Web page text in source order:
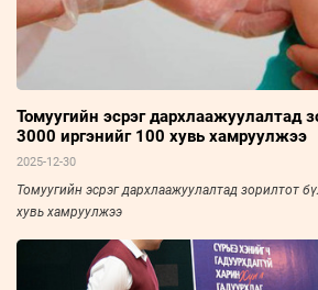
Томуугийн эсрэг дархлаажуулалтад
3000 иргэнийг 100 хувь хамруулжээ
2025-12-30
Томуугийн эсрэг дархлаажуулалтад зорилтот
хувь хамруулжээ